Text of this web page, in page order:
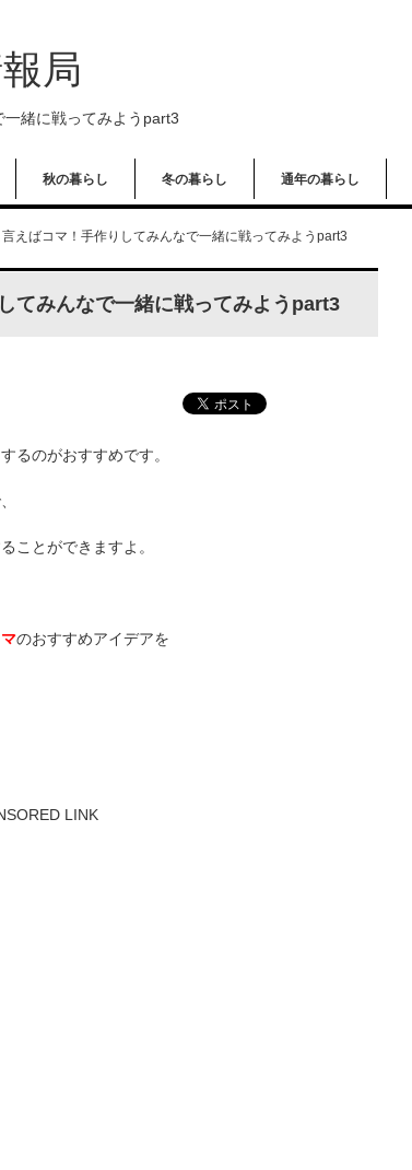
局
緒に戦ってみようpart3
秋の暮らし 冬の暮らし 通年の暮らし
えばコマ！手作りしてみんなで一緒に戦ってみようpart3
てみんなで一緒に戦ってみようpart3
るのがおすすめです。
ことができますよ。
のおすすめアイデアを
LINK